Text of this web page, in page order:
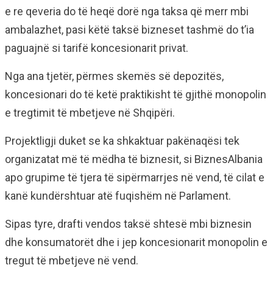
e re qeveria do të heqë dorë nga taksa që merr mbi
ambalazhet, pasi këtë taksë bizneset tashmë do t’ia
paguajnë si tarifë koncesionarit privat.
Nga ana tjetër, përmes skemës së depozitës,
koncesionari do të ketë praktikisht të gjithë monopolin
e tregtimit të mbetjeve në Shqipëri.
Projektligji duket se ka shkaktuar pakënaqësi tek
organizatat më të mëdha të biznesit, si BiznesAlbania
apo grupime të tjera të sipërmarrjes në vend, të cilat e
kanë kundërshtuar atë fuqishëm në Parlament.
Sipas tyre, drafti vendos taksë shtesë mbi biznesin
dhe konsumatorët dhe i jep koncesionarit monopolin e
tregut të mbetjeve në vend.